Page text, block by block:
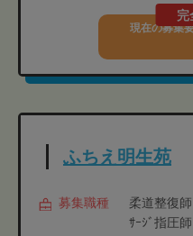
完
現在の募集
ふちえ明生苑
募集職種
柔道整復
ｻｰｼﾞ指圧師